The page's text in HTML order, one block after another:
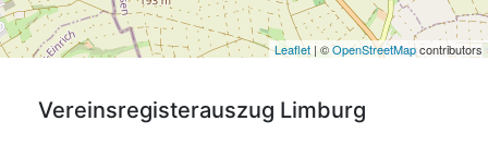
Leaflet | ©OpenStreetMapcontributors
Vereinsregisterauszug Limburg